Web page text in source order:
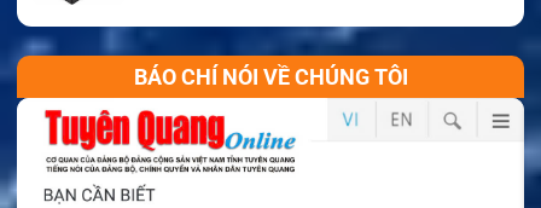
BÁO CHÍ NÓI VỀ CHÚNG TÔI